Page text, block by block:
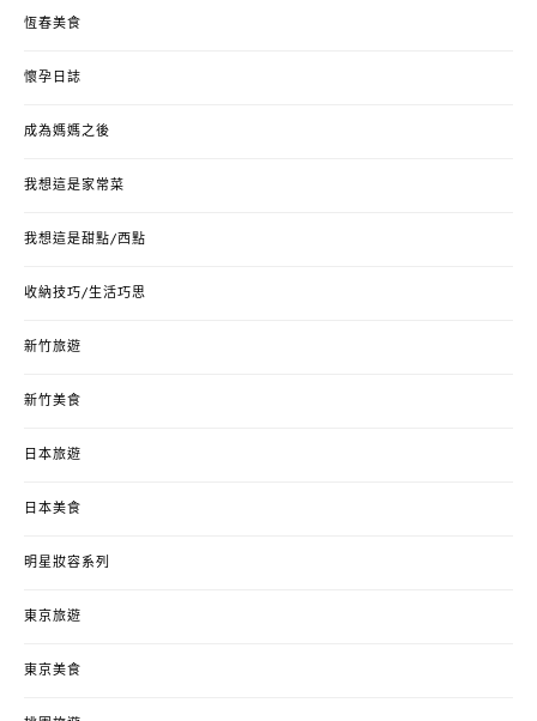
恆春美食
懷孕日誌
成為媽媽之後
我想這是家常菜
我想這是甜點/西點
收納技巧/生活巧思
新竹旅遊
新竹美食
日本旅遊
日本美食
明星妝容系列
東京旅遊
東京美食